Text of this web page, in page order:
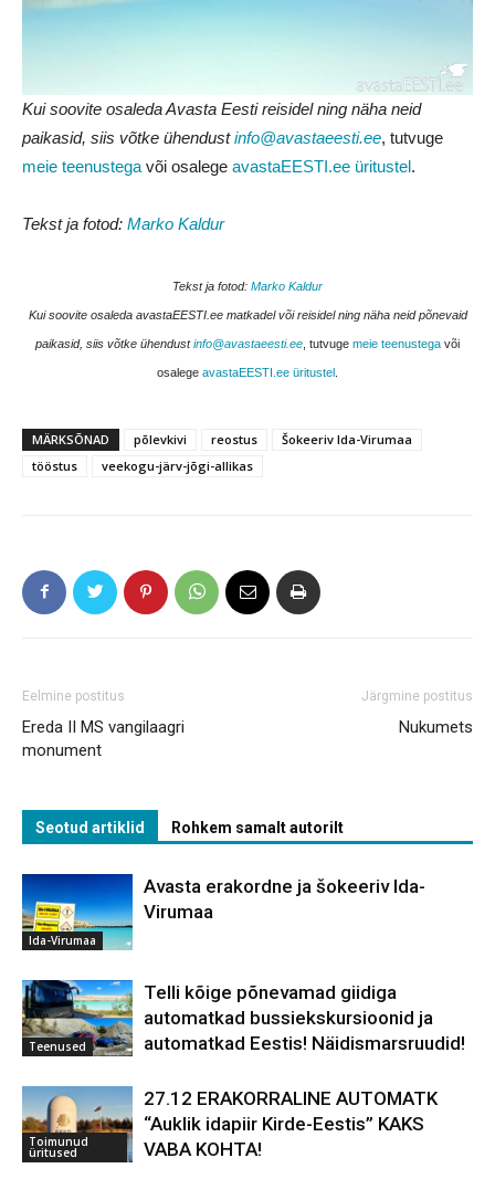
Kui soovite osaleda Avasta Eesti reisidel ning näha neid
paikasid, siis võtke ühendustinfo@avastaeesti.ee, tutvuge
meie teenustega või osalege avastaEESTI.ee üritustel.
Tekst ja fotod: Marko Kaldur
Tekst ja fotod: Marko Kaldur
Kui soovite osaleda avastaEESTI.ee matkadel või reisidel ning näha neid põnevaid
paikasid, siis võtke ühendustinfo@avastaeesti.ee , tutvuge meie teenustega või
osalege avastaEESTI.ee üritustel
MÄRKSÕNAD põlevkivi reostus
Šokeeriv Ida-Virumaa
tööstus
veekogu-järv-jõgi-allikas
Eelmine postitus
Ereda II MS vangilaagri
monument
Järgmine postitus
Nukumets
Seotud artiklid Rohkem samalt autorilt
Ida-Virumaa
Avasta erakordne ja šokeeriv Ida-
Virumaa
Teenused
Telli kõige põnevamad giidiga
automatkad bussiekskursioonid ja
automatkad Eestis! Näidismarsruudid!
Toimunud
üritused
27.12 ERAKORRALINE AUTOMATK
“Auklik idapiir Kirde-Eestis” KAKS
VABA KOHTA!